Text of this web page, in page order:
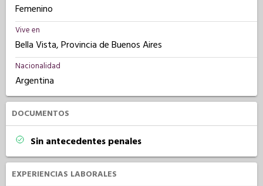
Femenino
Vive en
Bella Vista, Provincia de Buenos Aires
Nacionalidad
Argentina
DOCUMENTOS
Sin antecedentes penales
EXPERIENCIAS LABORALES